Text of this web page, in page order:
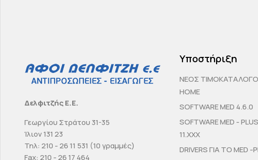
Δελφιτζής Ε.Ε.
Γεωργίου Στράτου 31-35
Ίλιον 131 23
Τηλ: 210 - 26 11 531 (10 γραμμές)
Fax: 210 - 26 17 464
Υποστήριξη
ΝΕΟΣ
HOME
SOFTWARE MED 4.6.0
SOFTWARE MED -
11.ΧΧΧ
DRIVERS ΓΙΑ ΤΟ MED -